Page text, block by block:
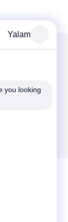
Yalam
you looking